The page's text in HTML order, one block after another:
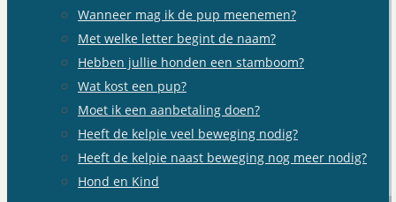
Wanneer mag ik de pup meenemen?
Met welke letter begint de naam?
Hebben jullie honden een stamboom?
Wat kost een pup?
Moet ik een aanbetaling doen?
Heeft de kelpie veel beweging nodig?
Heeft de kelpie naast beweging nog meer nodig?
Hond en Kind